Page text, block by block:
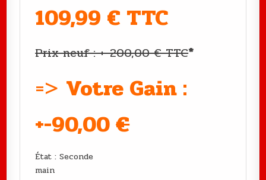
109,99 € TTC
Prix neuf : +-200,00 € TTC*
=> Votre Gain :
+-90,00€
État : Seconde
main